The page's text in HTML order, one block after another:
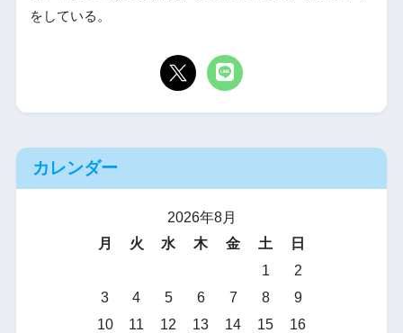
をしている。
カレンダー
2026年8月
月
火 水 木 金 土
日
1
2
3
4 5 6 7 8
9
10
11 12 13 14 15
16